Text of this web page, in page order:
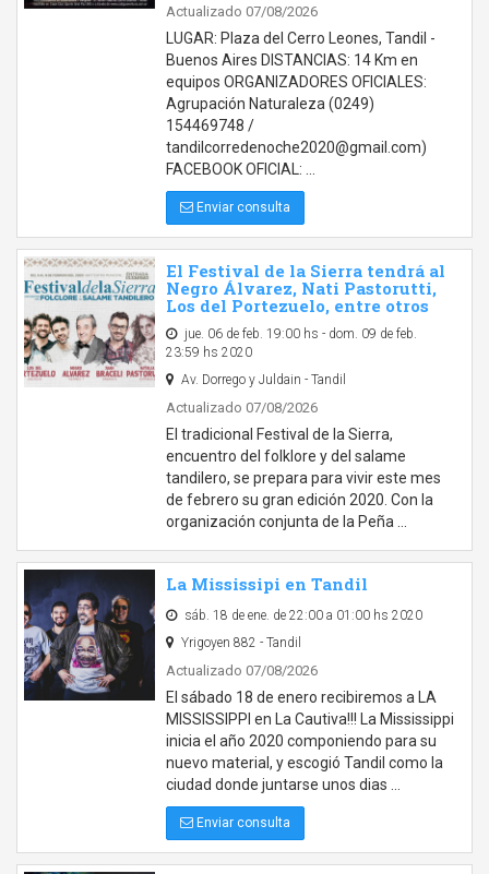
Actualizado 07/08/2026
LUGAR: Plaza del Cerro Leones, Tandil -
Buenos Aires DISTANCIAS: 14 Km en
equipos ORGANIZADORES OFICIALES:
Agrupación Naturaleza (0249)
154469748 /
tandilcorredenoche2020@gmail.com)
FACEBOOK OFICIAL: …
Enviar consulta
El Festival de la Sierra tendrá al
Negro Álvarez, Nati Pastorutti,
Los del Portezuelo, entre otros
jue. 06 de feb. 19:00 hs - dom. 09 de feb.
23:59 hs 2020
Av. Dorrego y Juldain - Tandil
Actualizado 07/08/2026
El tradicional Festival de la Sierra,
encuentro del folklore y del salame
tandilero, se prepara para vivir este mes
de febrero su gran edición 2020. Con la
organización conjunta de la Peña …
La Mississipi en Tandil
sáb. 18 de ene. de 22:00 a 01:00 hs 2020
Yrigoyen 882 - Tandil
Actualizado 07/08/2026
El sábado 18 de enero recibiremos a LA
MISSISSIPPI en La Cautiva!!! La Mississippi
inicia el año 2020 componiendo para su
nuevo material, y escogió Tandil como la
ciudad donde juntarse unos dias …
Enviar consulta